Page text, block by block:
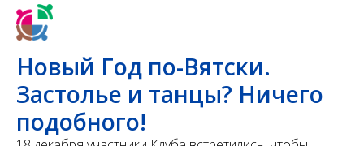
Новый Год по-Вятски.
Застолье и танцы? Ничего
подобного!